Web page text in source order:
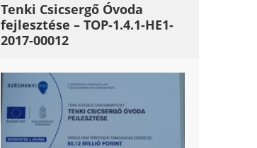
Tenki Csicsergő Óvoda
fejlesztése – TOP-1.4.1-HE1-
2017-00012